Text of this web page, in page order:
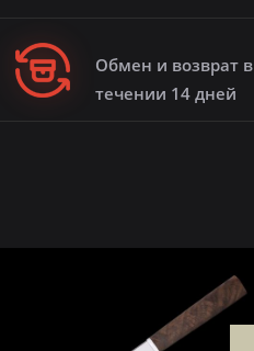
Обмен и возврат в
течении 14 дней